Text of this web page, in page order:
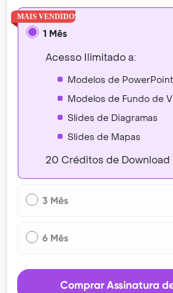
1 Mês
Acesso Ilimitado a:
Modelos de PowerPoint
Modelos de Fundo de
Slides de Diagramas
Slides de Mapas
20 Créditos de Download
3 Mês
6 Mês
Comprar Assinatura